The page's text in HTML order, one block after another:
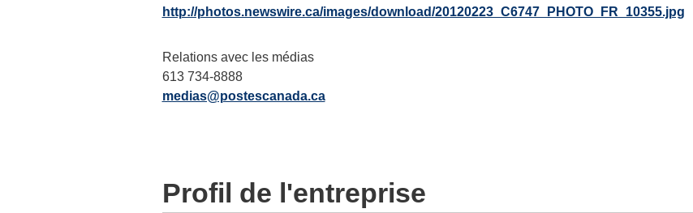
http://photos.newswire.ca/images/download/20120223_C6747_PHOTO_FR_10355.jpg
Relations avec les médias
613 734-8888
medias@postescanada.ca
Profil de l'entreprise